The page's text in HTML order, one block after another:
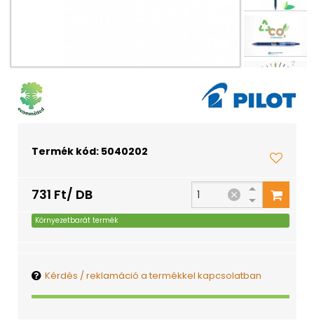
Termék kód: 5040202
731 Ft/ DB
Környezetbarát termék
Kérdés / reklamáció a termékkel kapcsolatban